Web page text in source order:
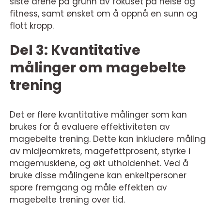
fitness, samt ønsket om å oppnå en sunn og
flott kropp.
Del 3: Kvantitative
målinger om magebelte
trening
Det er flere kvantitative målinger som kan
brukes for å evaluere effektiviteten av
magebelte trening. Dette kan inkludere måling
av midjeomkrets, magefettprosent, styrke i
magemusklene, og økt utholdenhet. Ved å
bruke disse målingene kan enkeltpersoner
spore fremgang og måle effekten av
magebelte trening over tid.